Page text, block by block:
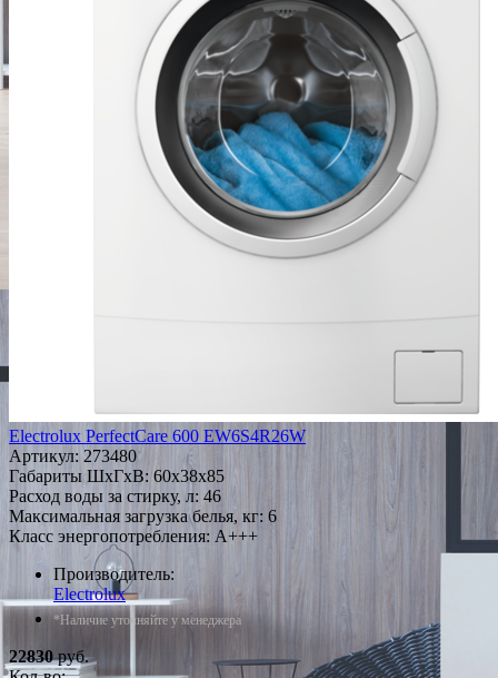
Electrolux PerfectCare 600 EW6S4R26W
Артикул: 273480
Габариты ШxГxВ: 60x38x85
Расход воды за стирку, л: 46
Максимальная загрузка белья, кг: 6
Класс энергопотребления: A+++
Производитель:
Electrolux
*Наличие уточняйте у менеджера
22830руб.